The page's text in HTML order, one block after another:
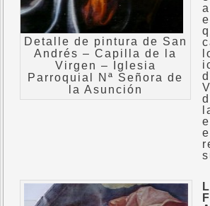
Detalle de pintura de San
Andrés – Capilla de la
Virgen – Iglesia
Parroquial Nª Señora de
la Asunción